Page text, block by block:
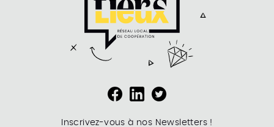
Inscrivez-vous à nos Newsletters !